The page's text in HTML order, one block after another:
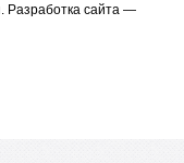
cайта —